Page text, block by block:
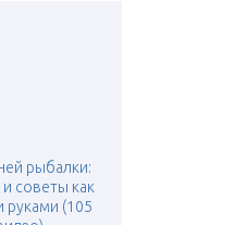
рыбалки:
советы как
руками (105